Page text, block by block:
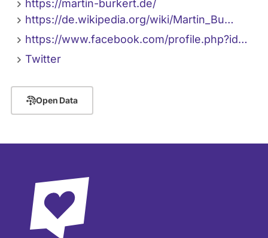
https://martin-burkert.de/
https://de.wikipedia.org/wiki/Martin_Bu…
https://www.facebook.com/profile.php?id…
Twitter
Open Data